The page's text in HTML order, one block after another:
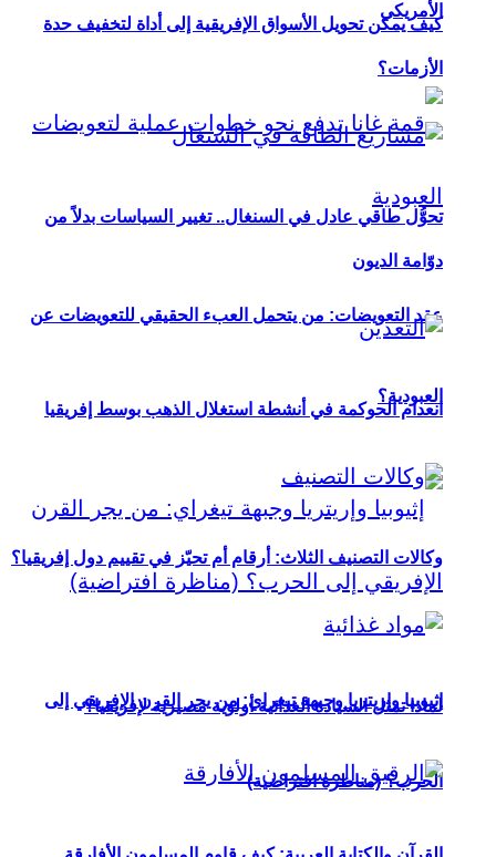
الأمريكي
عقد التعويضات: من يتحمل العبء الحقيقي للتعويضات عن
العبودية؟
إثيوبيا وإريتريا وجبهة تيغراي: من يجر القرن الإفريقي إلى
الحرب؟ (مناظرة افتراضية)
كيف يمكن تحويل الأسواق الإفريقية إلى أداة لتخفيف حدة
الأزمات؟
تحوُّل طاقي عادل في السنغال.. تغيير السياسات بدلاً من
دوّامة الديون
انعدام الحوكمة في أنشطة استغلال الذهب بوسط إفريقيا
وكالات التصنيف الثلاث: أرقام أم تحيّز في تقييم دول إفريقيا؟
لماذا تمثل السيادة الغذائية أولوية مصيرية لإفريقيا؟